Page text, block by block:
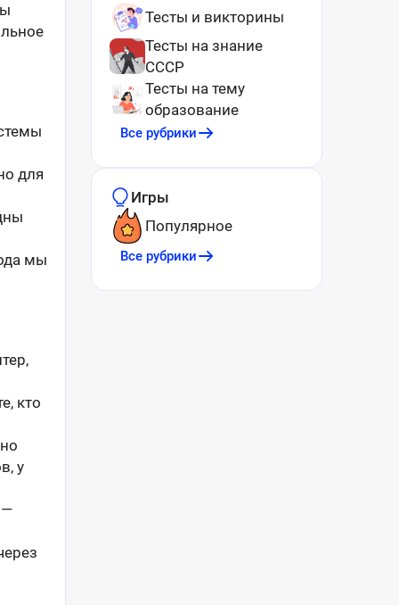
для
мы
кто
у
—
Тесты и викторины
Тесты на знание
СССР
Тесты на тему
образование
Все рубрики
Игры
Популярное
Все рубрики